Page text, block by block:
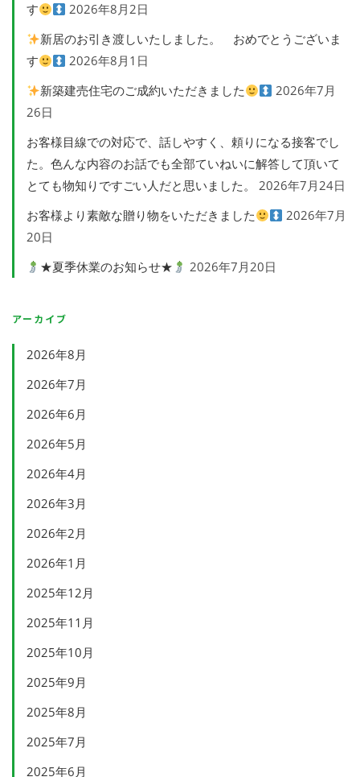
す
2026年8月2日
新居のお引き渡しいたしました。 おめでとうございま
す
2026年8月1日
新築建売住宅のご成約いただきました
2026年7月
26日
お客様目線での対応で、話しやすく、頼りになる接客でし
た。色んな内容のお話でも全部ていねいに解答して頂いて
とても物知りですごい人だと思いました。
2026年7月24日
お客様より素敵な贈り物をいただきました
2026年7月
20日
★夏季休業のお知らせ★
2026年7月20日
アーカイブ
2026年8月
2026年7月
2026年6月
2026年5月
2026年4月
2026年3月
2026年2月
2026年1月
2025年12月
2025年11月
2025年10月
2025年9月
2025年8月
2025年7月
2025年6月